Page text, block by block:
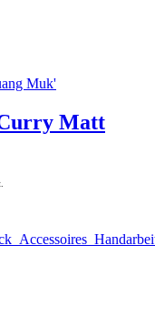
Muk'
Matt